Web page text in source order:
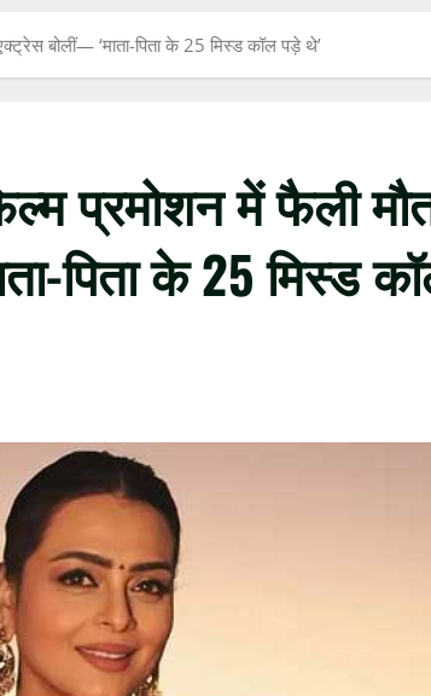
बोलीं— ‘माता-पिता के 25 मिस्ड कॉल पड़े थे’
प्रमोशन में फैली
पिता के 25 मिस्ड